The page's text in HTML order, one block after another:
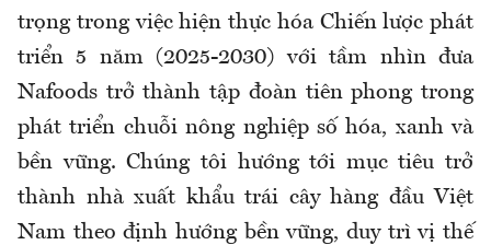
trọng trong việc hiện thực hóa Chiến lược phát
triển 5 năm (2025-2030) với tầm nhìn đưa
Nafoods trở thành tập đoàn tiên phong trong
phát triển chuỗi nông nghiệp số hóa, xanh và
bền vững. Chúng tôi hướng tới mục tiêu trở
thành nhà xuất khẩu trái cây hàng đầu Việt
Nam theo định hướng bền vững, duy trì vị thế